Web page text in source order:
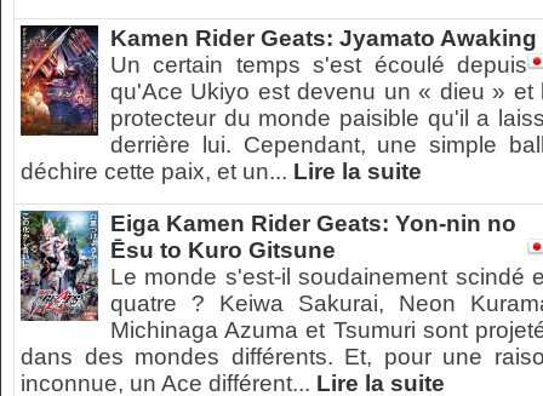
Kamen Rider Geats: Jyamato Awaking
Un certain temps s'est écoulé depuis
qu'Ace Ukiyo est devenu un « dieu » et
protecteur du monde paisible qu'il a
derrière lui. Cependant, une simple
déchire cette paix, et un... Lire la suite
Eiga Kamen Rider Geats: Yon-nin no
Ēsu to Kuro Gitsune
Le monde s'est-il soudainement scindé
quatre ? Keiwa Sakurai, Neon
Michinaga Azuma et Tsumuri sont
dans des mondes différents. Et, pour une
inconnue, un Ace différent... Lire la suite